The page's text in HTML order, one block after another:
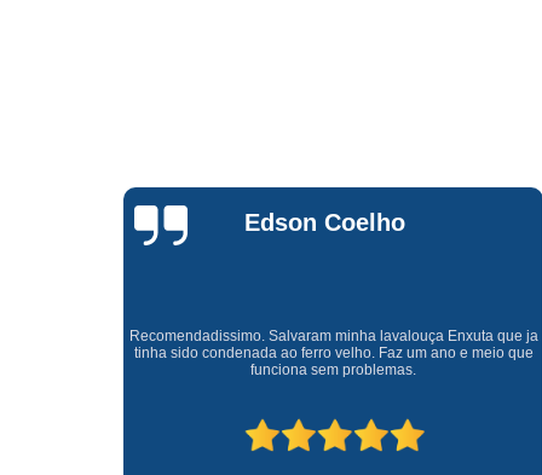
Waldirene
Monteiro
Uma empresa á 41 anos no mercado que sempre valoriza o
cliente ótimo atendimento com garantia de todos o serviços.